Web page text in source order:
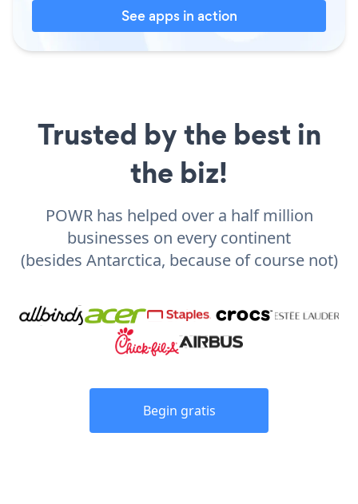
See apps in action
Trusted by the best in
the biz!
POWR has helped over a half million
businesses on every continent
(besides Antarctica, because of course not)
Begin gratis